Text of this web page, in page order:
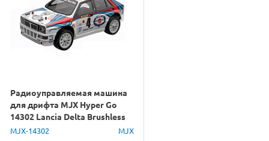
Радиоуправляемая машина
для дрифта MJX Hyper Go
14302 Lancia Delta Brushless
4WD 2.4G LED 1/14 RTR
MJX-14302 MJX